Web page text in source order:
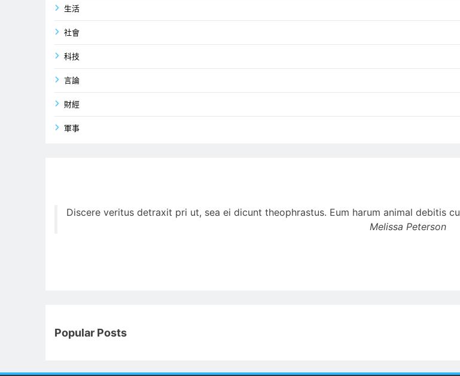
生活
社會
科技
言論
財經
軍事
Discere veritus detraxit pri ut, sea ei dicunt theophrastus. Eum harum animal debitis cu
Melissa Peterson
Popular Posts